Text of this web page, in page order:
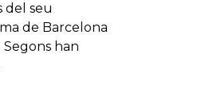
del seu
de Barcelona
han